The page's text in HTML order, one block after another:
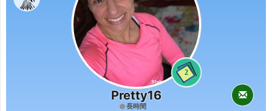
2
Pretty16
長時間